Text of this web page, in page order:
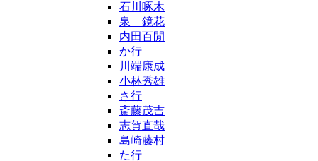
石川啄木
泉 鏡花
内田百閒
か行
川端康成
小林秀雄
さ行
斎藤茂吉
志賀直哉
島崎藤村
た行